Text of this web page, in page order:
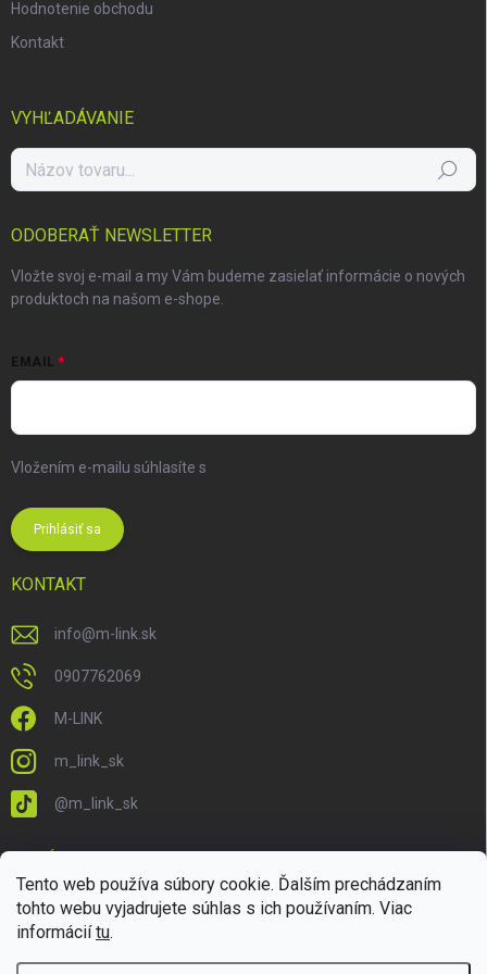
Tento web používa súbory cookie. Ďalším prechádzaním
tohto webu vyjadrujete súhlas s ich používaním. Viac
informáciítu.
Hodnotenie obchodu
Kontakt
VYHĽADÁVANIE
Hľadať
ODOBERAŤ NEWSLETTER
Vložte svoj e-mail a my Vám budeme zasielať informácie o nových
produktoch na našom e-shope.
EMAIL
Vložením e-mailu súhlasíte s
Prihlásiť sa
KONTAKT
info@m-link.sk
0907762069
M-LINK
m_link_sk
@m_link_sk